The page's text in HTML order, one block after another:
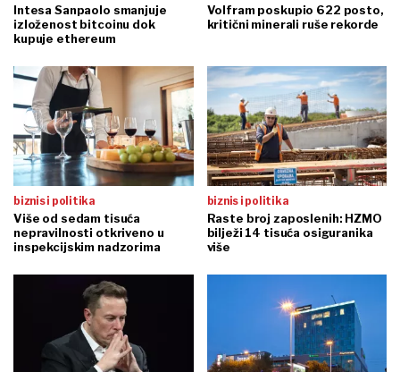
Intesa Sanpaolo smanjuje
izloženost bitcoinu dok
kupuje ethereum
Volfram poskupio 622 posto,
kritični minerali ruše rekorde
biznis i politika
Više od sedam tisuća
nepravilnosti otkriveno u
inspekcijskim nadzorima
biznis i politika
Raste broj zaposlenih: HZMO
bilježi 14 tisuća osiguranika
više